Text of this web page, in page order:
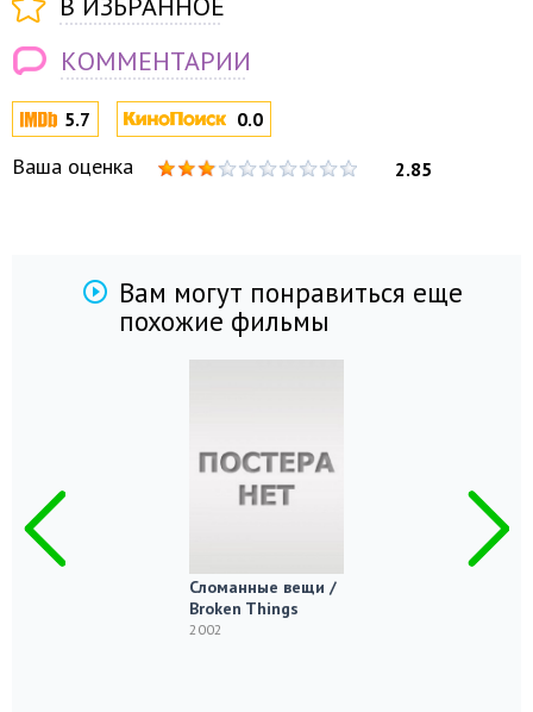
5.7 0.0
Ваша оценка 2.85
КОММЕНТАРИИ
Вам могут понравиться еще
похожие фильмы
Сломанные вещи /
Broken Things
2002